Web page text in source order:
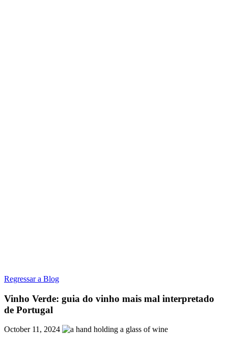
Regressar a Blog
Vinho Verde: guia do vinho mais mal interpretado
de Portugal
October 11, 2024